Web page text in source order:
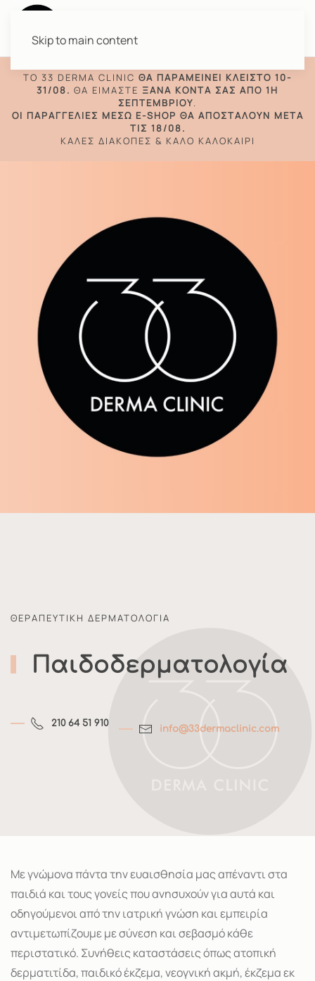
Skip to main content
TO 33 DERMA CLINIC ΘΑ ΠΑΡΑΜΕΊΝΕΙ ΚΛΕΙΣΤΌ 10-
31/08. ΘΑ ΕΊΜΑΣΤΕ ΞΑΝΆ ΚΟΝΤΆ ΣΑΣ ΑΠΌ 1Η
ΣΕΠΤΕΜΒΡΊΟΥ.
ΟΙ ΠΑΡΑΓΓΕΛΊΕΣ ΜΈΣΩ E-SHOP ΘΑ ΑΠΟΣΤΑΛΟΎΝ ΜΕΤΆ
ΤΙΣ 18/08.
ΚΑΛΈΣ ΔΙΑΚΟΠΈΣ & ΚΑΛΌ ΚΑΛΟΚΑΊΡΙ
ΘΕΡΑΠΕΥΤΙΚΉ ΔΕΡΜΑΤΟΛΟΓΊΑ
Παιδοδερματολογία
210 64 51 910
info@33dermaclinic.com
Με γνώμονα πάντα την ευαισθησία μας απέναντι στα
παιδιά και τους γονείς που ανησυχούν για αυτά και
οδηγούμενοι από την ιατρική γνώση και εμπειρία
αντιμετωπίζουμε με σύνεση και σεβασμό κάθε
περιστατικό. Συνήθεις καταστάσεις όπως ατοπική
δερματιτίδα, παιδικό έκζεμα, νεογνική ακμή, έκζεμα εκ